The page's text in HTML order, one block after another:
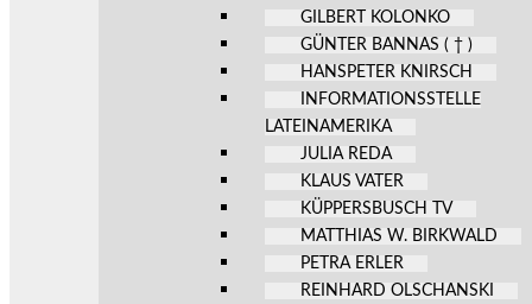
GILBERT KOLONKO
GÜNTER BANNAS ( † )
HANSPETER KNIRSCH
INFORMATIONSSTELLE
LATEINAMERIKA
JULIA REDA
KLAUS VATER
KÜPPERSBUSCH TV
MATTHIAS W. BIRKWALD
PETRA ERLER
REINHARD OLSCHANSKI